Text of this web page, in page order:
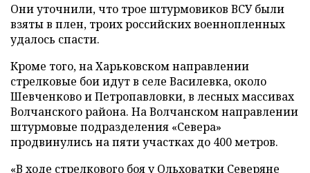
Они уточнили, что трое штурмовиков ВСУ были
взяты в плен, троих российских военнопленных
удалось спасти.
Кроме того, на Харьковском направлении
стрелковые бои идут в селе Василевка, около
Шевченково и Петропавловки, в лесных массивах
Волчанского района. На Волчанском направлении
штурмовые подразделения «Севера»
продвинулись на пяти участках до 400 метров.
«В ходе стрелкового боя у Ольховатки Северяне